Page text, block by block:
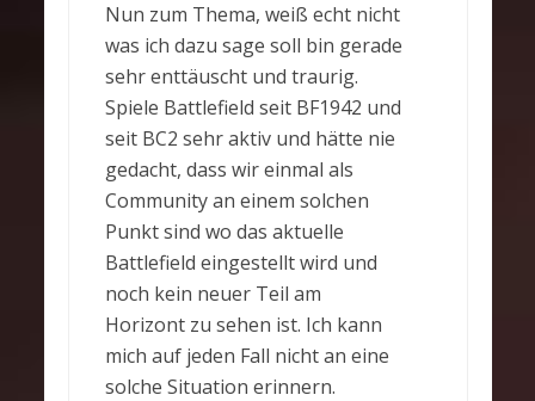
Nun zum Thema, weiß echt nicht
was ich dazu sage soll bin gerade
sehr enttäuscht und traurig.
Spiele Battlefield seit BF1942 und
seit BC2 sehr aktiv und hätte nie
gedacht, dass wir einmal als
Community an einem solchen
Punkt sind wo das aktuelle
Battlefield eingestellt wird und
noch kein neuer Teil am
Horizont zu sehen ist. Ich kann
mich auf jeden Fall nicht an eine
solche Situation erinnern.